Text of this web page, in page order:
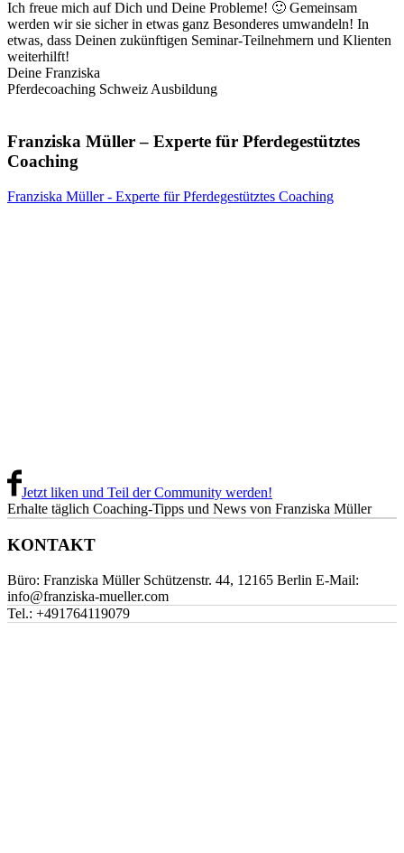
Ich freue mich auf Dich und Deine Probleme! 🙂 Gemeinsam
werden wir sie sicher in etwas ganz Besonderes umwandeln! In
etwas, dass Deinen zukünftigen Seminar-Teilnehmern und Klienten
weiterhilft!
Deine Franziska
Pferdecoaching Schweiz Ausbildung
Franziska Müller – Experte für Pferdegestütztes
Coaching
Franziska Müller - Experte für Pferdegestütztes Coaching
Jetzt liken und Teil der Community werden!
Erhalte täglich Coaching-Tipps und News von Franziska Müller
KONTAKT
Büro: Franziska Müller Schützenstr. 44, 12165 Berlin E-Mail:
info@franziska-mueller.com
Tel.: +491764119079